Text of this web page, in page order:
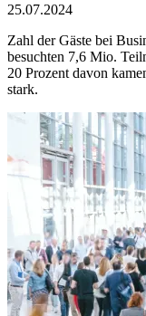
Veröffentlicht
25.07.2024
Zahl der Gäste bei
besuchten 7,6 Mio.
20 Prozent davon
stark.